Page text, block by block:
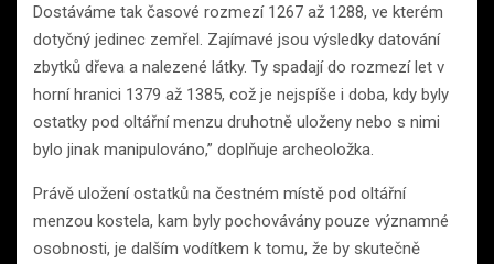
Dostáváme tak časové rozmezí 1267 až 1288, ve kterém
dotyčný jedinec zemřel. Zajímavé jsou výsledky datování
zbytků dřeva a nalezené látky. Ty spadají do rozmezí let v
horní hranici 1379 až 1385, což je nejspíše i doba, kdy byly
ostatky pod oltářní menzu druhotně uloženy nebo s nimi
bylo jinak manipulováno,” doplňuje archeoložka.
Právě uložení ostatků na čestném místě pod oltářní
menzou kostela, kam byly pochovávány pouze významné
osobnosti, je dalším vodítkem k tomu, že by skutečně